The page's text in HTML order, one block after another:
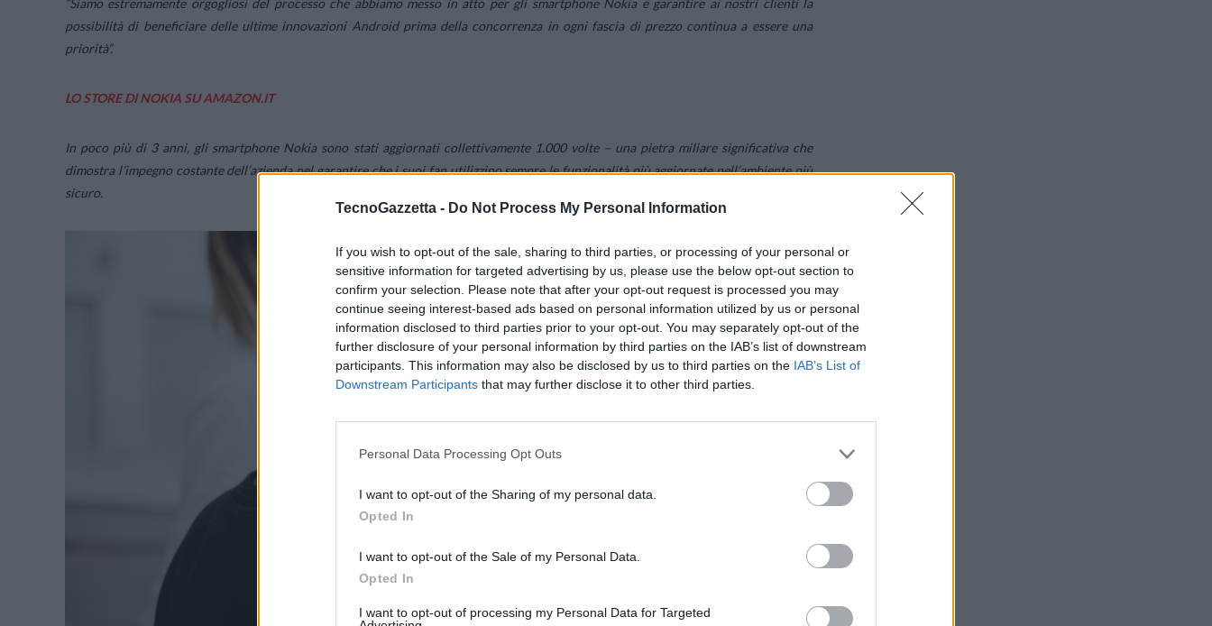
TecnoGazzetta - Do Not Process My Personal Information
If you wish to opt-out of the sale, sharing to third parties, or processing of your personal or
sensitive information for targeted advertising by us, please use the below opt-out section to
confirm your selection. Please note that after your opt-out request is processed you may
continue seeing interest-based ads based on personal information utilized by us or personal
information disclosed to third parties prior to your opt-out. You may separately opt-out of the
further disclosure of your personal information by third parties on the IAB’s list of downstream
participants. This information may also be disclosed by us to third parties on the IAB’s List of
Downstream Participants that may further disclose it to other third parties.
Personal Data Processing Opt Outs
I want to opt-out of the Sharing of my personal data.
Opted In
I want to opt-out of the Sale of my Personal Data.
Opted In
I want to opt-out of processing my Personal Data for Targeted
possibilità di beneficiare delle ultime innovazioni Android prima della concorrenza in ogni fascia di prezzo continua a essere una
priorità”.
LO STORE DI NOKIA SU AMAZON.IT
In poco più di 3 anni, gli smartphone Nokia sono stati aggiornati collettivamente 1.000 volte – una pietra miliare significativa che
dimostra l’impegno costante dell’azienda nel garantire che i suoi fan utilizzino sempre le funzionalità più aggiornate nell’ambiente più
sicuro.